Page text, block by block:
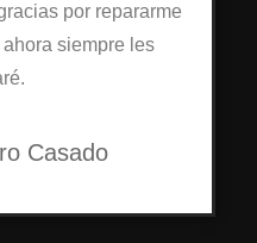
por repararme
ahora siempre les
Casado